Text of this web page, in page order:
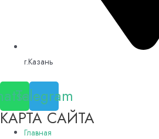
г.Казань
Telegram
КАРТА САЙТА
Главная